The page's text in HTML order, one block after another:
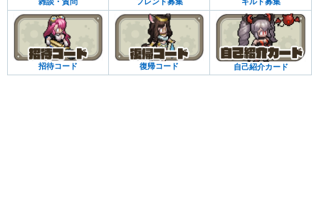
招待コード 復帰コード 自己紹介カード